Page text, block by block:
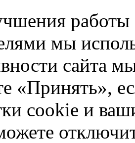
работы
мы
сайта
«Принять»,
cookie и